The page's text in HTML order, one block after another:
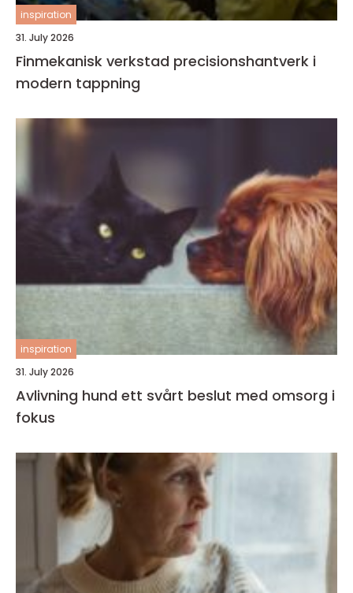
inspiration
31. July 2026
Finmekanisk verkstad precisionshantverk i
modern tappning
inspiration
31. July 2026
Avlivning hund ett svårt beslut med omsorg i
fokus